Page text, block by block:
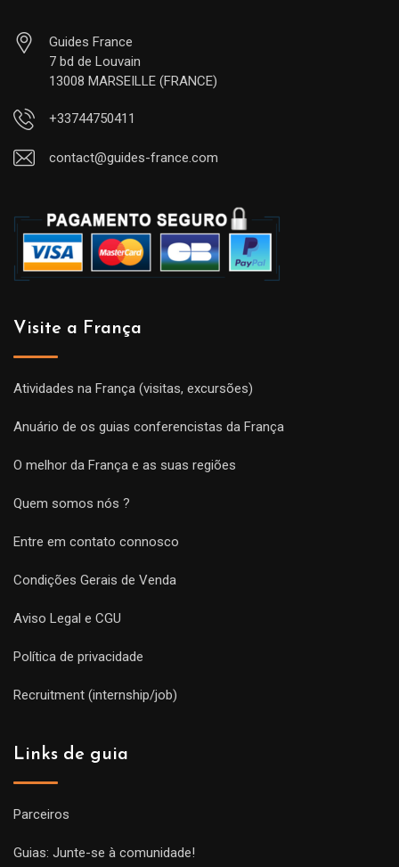
Guides France
7 bd de Louvain
13008 MARSEILLE (FRANCE)
+33744750411
contact@guides-france.com
Visite a França
Atividades na França (visitas, excursões)
Anuário de os guias conferencistas da França
O melhor da França e as suas regiões
Quem somos nós ?
Entre em contato connosco
Condições Gerais de Venda
Aviso Legal e CGU
Política de privacidade
Recruitment (internship/job)
Links de guia
Parceiros
Guias: Junte-se à comunidade!